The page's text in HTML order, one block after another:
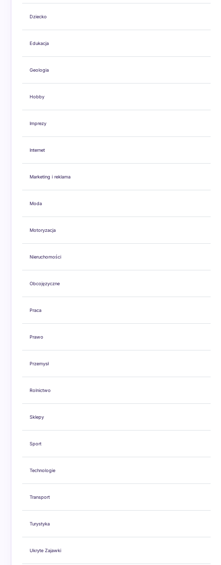
Dziecko
Edukacja
Geologia
Hobby
Imprezy
Internet
Marketing i reklama
Moda
Motoryzacja
Nieruchomości
Obcojęzyczne
Praca
Prawo
Przemysł
Rolnictwo
Sklepy
Sport
Technologie
Transport
Turystyka
Ukryte Zajawki